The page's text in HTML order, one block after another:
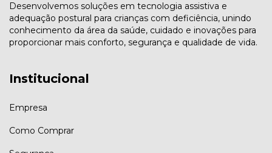
Desenvolvemos soluções em tecnologia assistiva e
adequação postural para crianças com deficiência, unindo
conhecimento da área da saúde, cuidado e inovações para
proporcionar mais conforto, segurança e qualidade de vida.
Institucional
Empresa
Como Comprar